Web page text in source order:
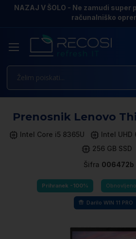
NAZAJ V ŠOLO - Ne zamudi super
računalniško
Prenosnik Lenovo
Intel Core i5 8365U Intel UHD
256 GB SSD
Šifra 006472b
Prihranek -100%
Darilo WIN 11 PRO